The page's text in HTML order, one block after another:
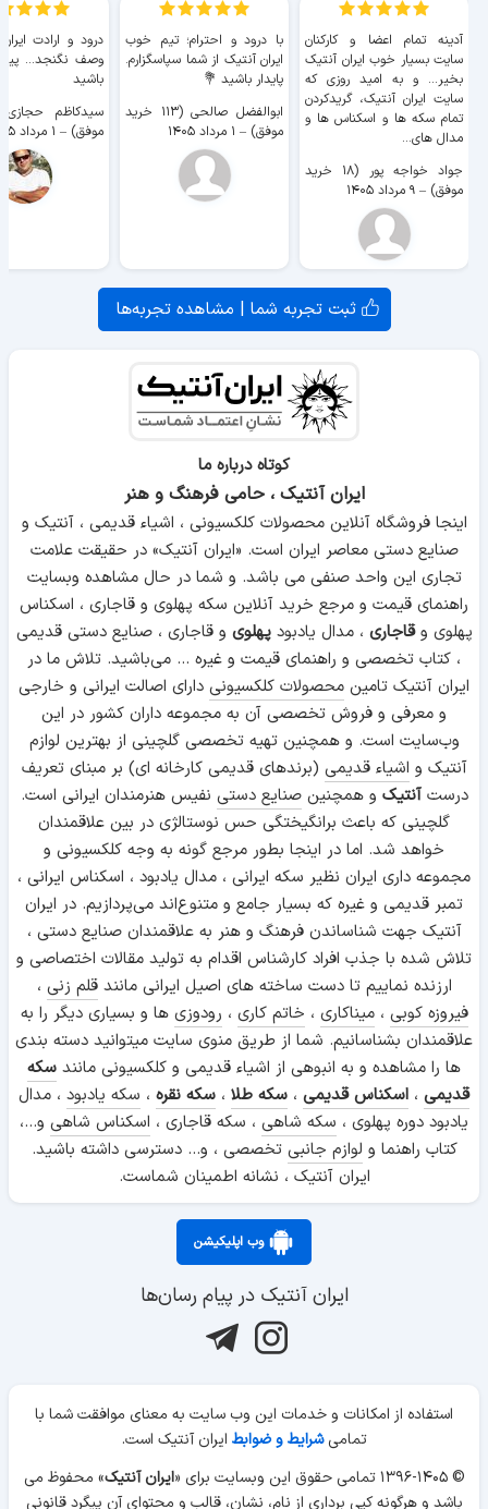
آدینه تمام اعضا و کارکنان
سایت بسیار خوب ايران آنتیک
بخیر... و به امید روزی که
سایت ايران آنتیک، گریدکردن
تمام سکه ها و اسکناس ها و
مدال های...
جواد خواجه پور (۱۸ خرید
موفق) – ۹ مرداد ۱۴۰۵
با درود و احترام؛ تیم خوب
ایران آنتیک از شما سپاسگزارم.
پایدار باشید 💐
ابوالفضل صالحی (۱۱۳ خرید
موفق) – ۱ مرداد ۱۴۰۵
درود و ارادت
وصف نگنجد...
باشید
موفق) – ۱ مرداد ۱۴۰۵
ثبت تجربه شما | مشاهده تجربه‌ها
کوتاه درباره ما
ایران آنتیک ، حامی فرهنگ و هنر
اینجا فروشگاه آنلاین محصولات کلکسیونی ، اشیاء قدیمی ، آنتیک و
صنایع دستی معاصر ایران است. «ایران آنتیک» در حقیقت علامت
تجاری این واحد صنفی می باشد. و شما در حال مشاهده وبسایت
راهنمای قیمت و مرجع خرید آنلاین سکه پهلوی و قاجاری ، اسکناس
پهلوی وقاجاری ، مدال یادبودپهلوی و قاجاری ، صنایع دستی قدیمی
، کتاب تخصصی و راهنمای قیمت و غیره ... می‌باشید. تلاش ما در
ایران آنتیک تامین محصولات کلکسیونی دارای اصالت ایرانی و خارجی
و معرفی و فروش تخصصی آن به مجموعه داران کشور در این
وب‌سایت است. و همچنین تهیه تخصصی گلچینی از بهترین لوازم
آنتیک و اشیاء قدیمی (برندهای قدیمی کارخانه ای) بر مبنای تعریف
درستآنتیک و همچنینصنایع دستی نفیس هنرمندان ایرانی است.
گلچینی که باعث برانگیختگی حس نوستالژی در بین علاقمندان
خواهد شد. اما در اینجا بطور مرجع گونه به وجه کلکسیونی و
مجموعه داری ایران نظیر سکه ایرانی ، مدال یادبود ، اسکناس ایرانی ،
تمبر قدیمی و غیره که بسیار جامع و متنوع‌اند می‌پردازیم. در ایران
آنتیک جهت شناساندن فرهنگ و هنر به علاقمندان صنایع دستی ،
تلاش شده با جذب افراد کارشناس اقدام به تولید مقالات اختصاصی و
ارزنده نماییم تا دست ساخته های اصیل ایرانی مانندقلم زنی ،
فیروزه کوبی ،میناکاری ، خاتم کاری ، رودوزی ها و بسیاری دیگر را به
علاقمندان بشناسانیم. شما از طریق منوی سایت میتوانید دسته بندی
ها را مشاهده و به انبوهی از اشیاء قدیمی و کلکسیونی مانند سکه
قدیمی ، اسکناس قدیمی ، سکه طلا ، سکه نقره ، سکه یادبود ، مدال
یادبود دوره پهلوی ، سکه شاهی ، سکه قاجاری ، اسکناس شاهی و...،
کتاب راهنما و لوازم جانبی تخصصی ، و... دسترسی داشته باشید.
ایران آنتیک ، نشانه اطمینان شماست.
وب اپلیکیشن
ایران آنتیک در پیام رسان‌ها
استفاده از امکانات و خدمات این وب سایت به معنای موافقت شما با
تمامیشرایط و ضوابط ایران آنتیک است.
© ۱۳۹۶-۱۴۰۵ تمامی حقوق این وبسایت برای «
ایران آنتیک» محفوظ می
باشد و هرگونه کپی برداری از نام، نشان، قالب و محتوای آن پیگرد قانونی